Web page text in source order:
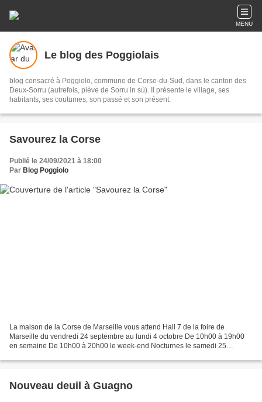
MENU
Le blog des Poggiolais
blog consacré à Poggiolo, commune de Corse-du-Sud, dans le canton des
Deux-Sorru (autrefois, piève de Sorru in sù). Il présente le village, ses
habitants, ses coutumes, son passé et son présent.
Savourez la Corse
Publié le 24/09/2021 à 18:00
Par Blog Poggiolo
La maison de la Corse de Marseille vous attend Hall 7 de la foire de
Marseille du vendredi 24 septembre au lundi 4 octobre De 10h00 à 19h00
en semaine De 10h00 à 20h00 le week-end Nocturnes le samedi 25
Nouveau deuil à Guagno